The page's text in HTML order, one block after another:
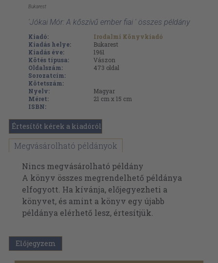
Bukarest
'Jókai Mór: A kőszívű ember fiai ' összes példány
Kiadó:
Irodalmi Könyvkiadó
Kiadás helye:
Bukarest
Kiadás éve:
1961
Kötés típusa:
Vászon
Oldalszám:
473 oldal
Sorozatcím:
Kötetszám:
Nyelv:
Magyar
Méret:
21 cm x 15 cm
ISBN:
Értesítőt kérek a kiadóról
Megvásárolható példányok
Nincs megvásárolható példány
A könyv összes megrendelhető példánya
elfogyott. Ha kívánja, előjegyezheti a
könyvet, és amint a könyv egy újabb
példánya elérhető lesz, értesítjük.
Előjegyzem